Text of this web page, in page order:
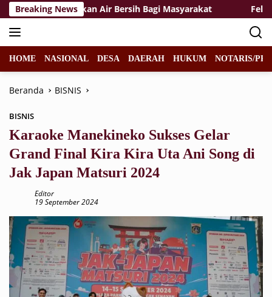
Langsung
ke
konten
Breaking News
Salurkan Air Bersih Bagi Masyarakat Felicia
HOME NASIONAL DESA DAERAH HUKUM NOTARIS/
Beranda BISNIS
BISNIS
Karaoke Manekineko Sukses Gelar
Grand Final Kira Kira Uta Ani Song di
Jak Japan Matsuri 2024
Editor
19 September 2024